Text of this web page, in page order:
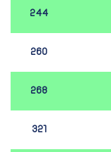
244
260
268
321